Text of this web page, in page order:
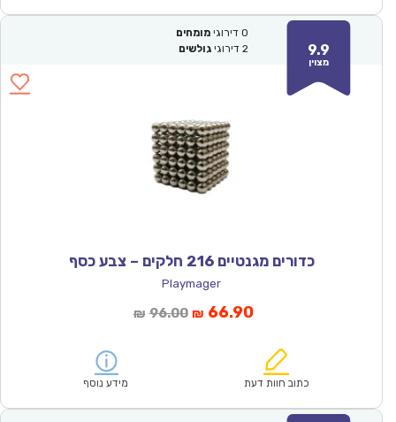
9.9
מצוין
0 דירוגי מומחים
2 דירוגי גולשים
כדורים מגנטיים 216 חלקים – צבע כסף
Playmager
₪ 96.00המחיר
₪96.00.
₪ 66.90המחיר
הוא:
כתוב חוות דעת מידע נוסף